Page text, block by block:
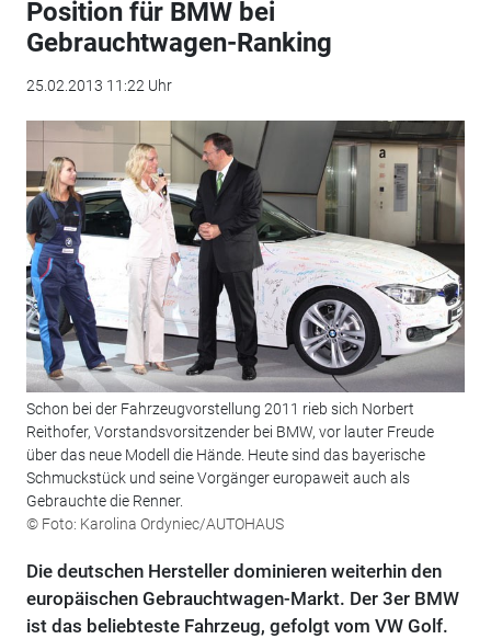
Position für BMW bei
Gebrauchtwagen-Ranking
25.02.2013 11:22 Uhr
Schon bei der Fahrzeugvorstellung 2011 rieb sich Norbert
Reithofer, Vorstandsvorsitzender bei BMW, vor lauter Freude
über das neue Modell die Hände. Heute sind das bayerische
Schmuckstück und seine Vorgänger europaweit auch als
Gebrauchte die Renner.
© Foto: Karolina Ordyniec/AUTOHAUS
Die deutschen Hersteller dominieren weiterhin den
europäischen Gebrauchtwagen-Markt. Der 3er BMW
ist das beliebteste Fahrzeug, gefolgt vom VW Golf.